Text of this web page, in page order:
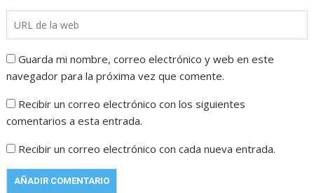
Guarda mi nombre, correo electrónico y web en este
navegador para la próxima vez que comente.
Recibir un correo electrónico con los siguientes
comentarios a esta entrada.
Recibir un correo electrónico con cada nueva entrada.